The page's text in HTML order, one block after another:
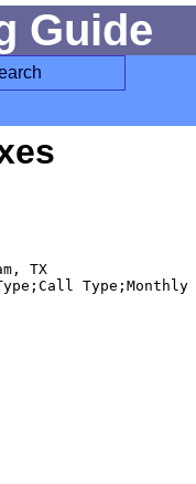
Guide
TX
Type;Call